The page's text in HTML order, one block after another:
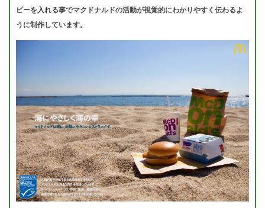
ピーを入れる事でマクドナルドの活動が視覚的にわかりやすく伝わるよ
うに制作しています。